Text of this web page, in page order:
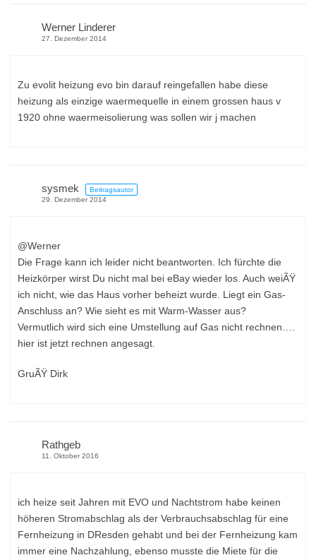
Werner Linderer
27. Dezember 2014
Zu evolit heizung evo bin darauf reingefallen habe diese
heizung als einzige waermequelle in einem grossen haus v
1920 ohne waermeisolierung was sollen wir j machen
sysmek
Beitragsautor
29. Dezember 2014
@Werner
Die Frage kann ich leider nicht beantworten. Ich fürchte die
Heizkörper wirst Du nicht mal bei eBay wieder los. Auch weiÃŸ
ich nicht, wie das Haus vorher beheizt wurde. Liegt ein Gas-
Anschluss an? Wie sieht es mit Warm-Wasser aus?
Vermutlich wird sich eine Umstellung auf Gas nicht rechnen….
hier ist jetzt rechnen angesagt.
GruÃŸ Dirk
Rathgeb
11. Oktober 2016
ich heize seit Jahren mit EVO und Nachtstrom habe keinen
höheren Stromabschlag als der Verbrauchsabschlag für eine
Fernheizung in DResden gehabt und bei der Fernheizung kam
immer eine Nachzahlung, ebenso musste die Miete für die